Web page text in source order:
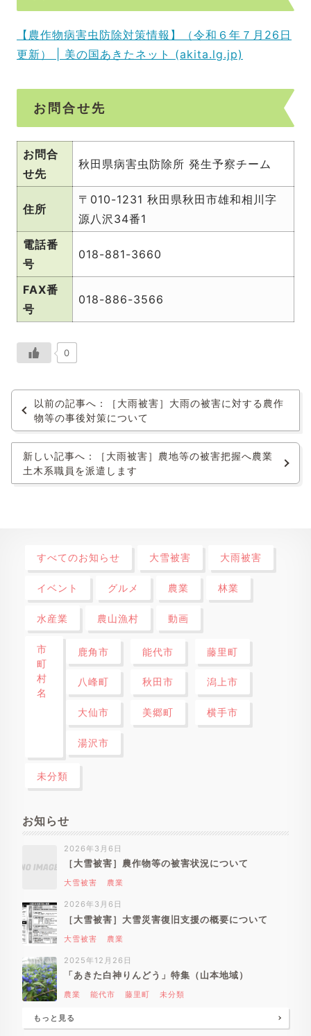
【農作物病害虫防除対策情報】（令和６年７月26日
更新） | 美の国あきたネット (akita.lg.jp)
お問合せ先
お問合
せ先
秋田県病害虫防除所 発生予察チーム
住所
〒010-1231 秋田県秋田市雄和相川字
源八沢34番1
電話番
号
018-881-3660
FAX番
号
018-886-3566
0
以前の記事へ：［大雨被害］大雨の被害に対する農作
物等の事後対策について
新しい記事へ：［大雨被害］農地等の被害把握へ農業
土木系職員を派遣します
すべてのお知らせ 大雪被害 大雨被害
イベント グルメ 農業 林業
水産業 農山漁村 動画
市
町
村
名
鹿角市 能代市 藤里町
八峰町 秋田市 潟上市
大仙市 美郷町 横手市
湯沢市
未分類
お知らせ
2026年3月6日
［大雪被害］農作物等の被害状況について
大雪被害 農業
2026年3月6日
［大雪被害］大雪災害復旧支援の概要について
大雪被害 農業
2025年12月26日
「あきた白神りんどう」特集（山本地域）
農業 能代市 藤里町 未分類
もっと見る